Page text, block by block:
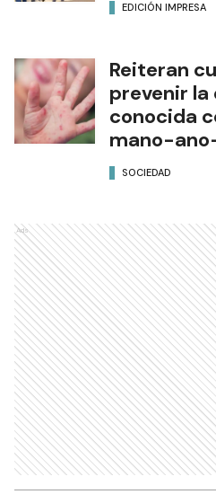
EDICIÓN IMPRESA
Reiteran
prevenir
conocida
mano-
SOCIEDAD
Ads